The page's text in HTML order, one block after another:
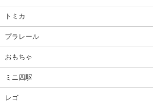
トミカ
プラレール
おもちゃ
ミニ四駆
レゴ